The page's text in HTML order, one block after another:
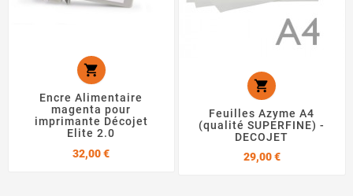

Encre Alimentaire
magenta pour
imprimante Décojet
Elite 2.0
32,00 €Prix

Feuilles Azyme A4
(qualité SUPERFINE) -
DECOJET
29,00 €Prix